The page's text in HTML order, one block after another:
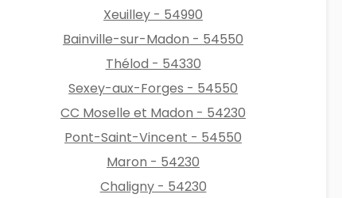
Xeuilley - 54990
Bainville-sur-Madon - 54550
Thélod - 54330
Sexey-aux-Forges - 54550
CC Moselle et Madon - 54230
Pont-Saint-Vincent - 54550
Maron - 54230
Chaligny - 54230